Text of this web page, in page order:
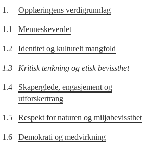
1. Opplæringens verdigrunnlag
1.1 Menneskeverdet
1.2 Identitet og kulturelt mangfold
1.3 Kritisk tenkning og etisk bevissthet
1.4
Skaperglede, engasjement og
utforskertrang
1.5 Respekt for naturen og miljøbevissthet
1.6 Demokrati og medvirkning